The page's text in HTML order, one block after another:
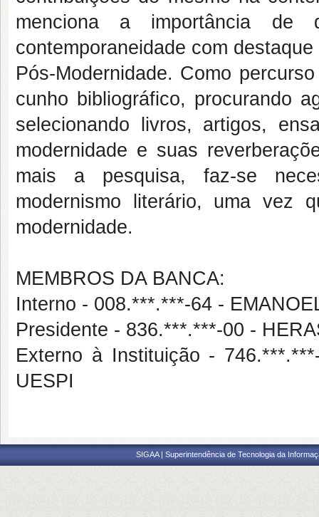
menciona a importância de
contemporaneidade com
Pós-Modernidade. Como
cunho bibliográfico, procurando
selecionando livros, artigos,
modernidade e suas
mais a pesquisa, faz-se
modernismo literário, uma vez
modernidade.
MEMBROS DA BANCA:
Interno - 008.***.***-64 -
Presidente - 836.***.***-00 -
Externo à Instituição -
UESPI
SIGAA | Superintendência de Tecnologia da